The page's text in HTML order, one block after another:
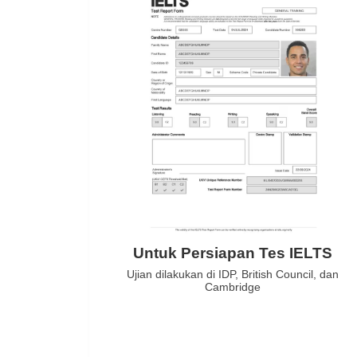
Untuk Persiapan Tes IELTS
Ujian dilakukan di IDP, British Council, dan
Cambridge